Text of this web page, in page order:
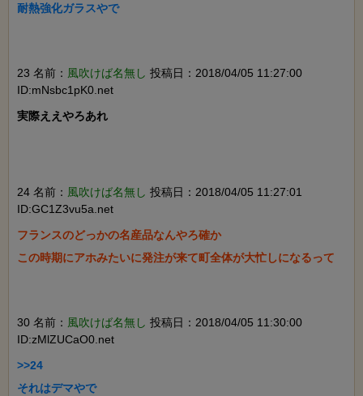
耐熱強化ガラスやで
23 名前： 風吹けば名無し 投稿日：2018/04/05 11:27:00
ID:mNsbc1pK0.net
実際ええやろあれ
24 名前： 風吹けば名無し 投稿日：2018/04/05 11:27:01
ID:GC1Z3vu5a.net
フランスのどっかの名産品なんやろ確か
この時期にアホみたいに発注が来て町全体が大忙しになるって
30 名前： 風吹けば名無し 投稿日：2018/04/05 11:30:00
ID:zMlZUCaO0.net
>>24
それはデマやで